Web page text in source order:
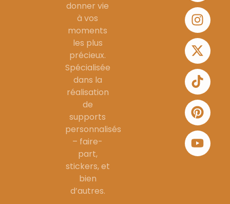
donner vie
à vos
moments
les plus
précieux.
Spécialisée
dans la
réalisation
de
supports
personnalisés
– faire-
part,
stickers, et
bien
d’autres.